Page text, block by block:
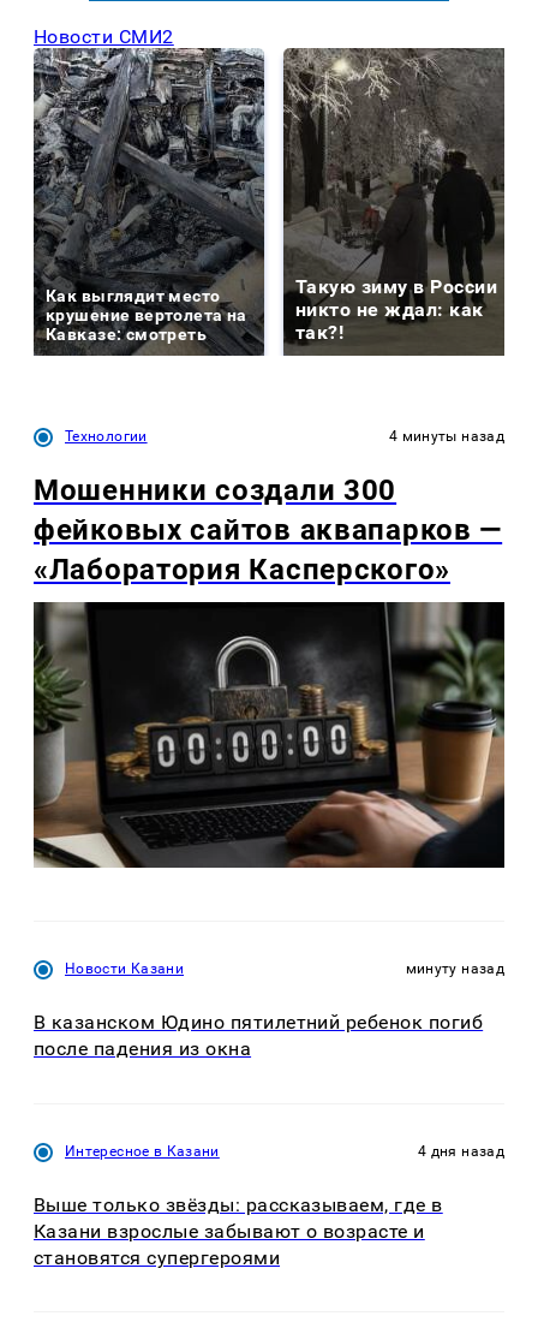
Новости СМИ2
Как выглядит место
крушение вертолета на
Кавказе: смотреть
Такую зиму в России
никто не ждал: как
так?!
Технологии 4 минуты назад
Мошенники создали 300
фейковых сайтов аквапарков —
«Лаборатория Касперского»
Новости Казани минуту назад
В казанском Юдино пятилетний ребенок погиб
после падения из окна
Интересное в Казани 4 дня назад
Выше только звёзды: рассказываем, где в
Казани взрослые забывают о возрасте и
становятся супергероями